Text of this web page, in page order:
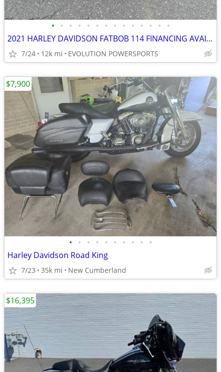
• • • • • • • • • • • • • •
2021 HARLEY DAVIDSON FATBOB 114 FINANCING AVAILABLE
7/24 12k mi EVOLUTION POWERSPORTS
• • • • • • • • • •
Harley Davidson Road King
7/23 35k mi New Cumberland
$7,900
$16,395